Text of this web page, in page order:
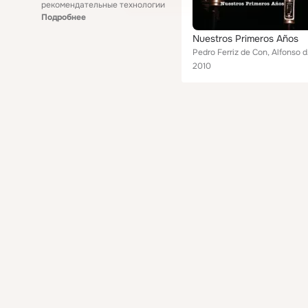
рекомендательные технологии
Подробнее
Nuestros Primeros Años
2010